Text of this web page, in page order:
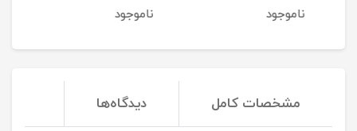
ناموجود ناموجود
مشخصات کامل دیدگاه‌ها